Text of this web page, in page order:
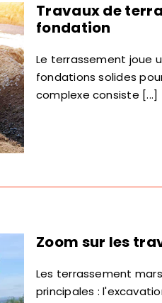
Travaux de
fondation
Le terrassement joue
fondations solides
complexe consiste [...]
Zoom sur les
Les terrassement
principales :